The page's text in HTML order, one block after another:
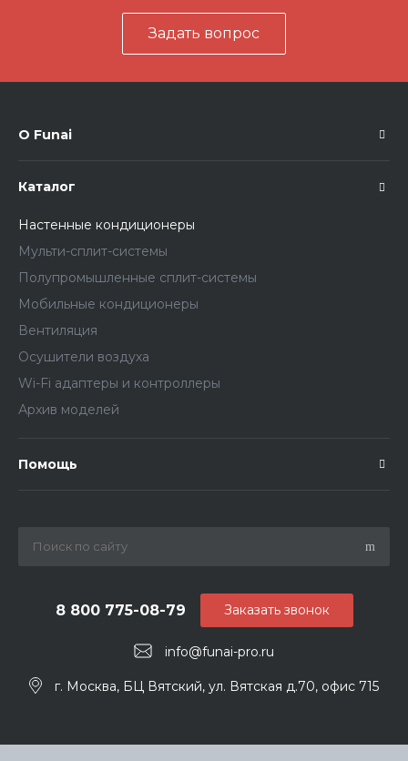
Задать вопрос
О Funai
Каталог
Настенные кондиционеры
Мульти-сплит-системы
Полупромышленные сплит-системы
Мобильные кондиционеры
Вентиляция
Осушители воздуха
Wi-Fi адаптеры и контроллеры
Архив моделей
Помощь
info@funai-pro.ru
8 800 775-08-79
г. Москва, БЦ Вятский, ул. Вятская д.70, офис 715
Заказать звонок